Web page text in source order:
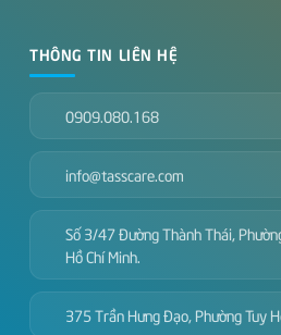
THÔNG TIN LIÊN HỆ
0909.080.168
info@tasscare.com
Số 3/47 Đường Thành Thái,
Hồ Chí Minh.
375 Trần Hưng Đạo, Phường Tuy